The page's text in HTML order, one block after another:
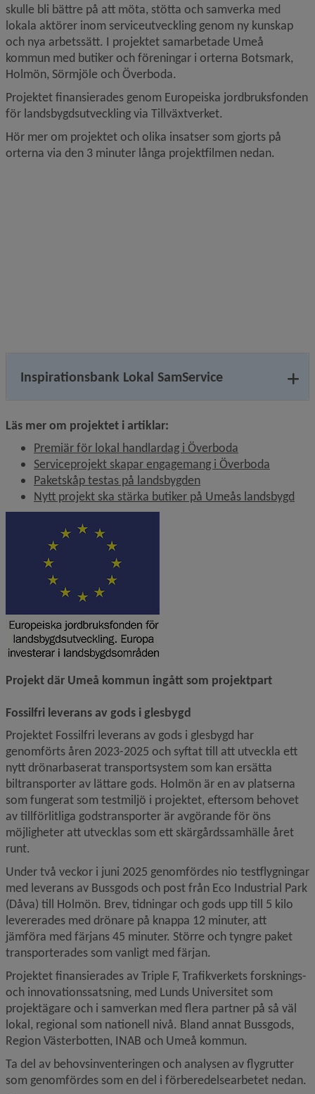
skulle bli bättre på att möta, stötta och samverka med
lokala aktörer inom serviceutveckling genom ny kunskap
och nya arbetssätt. I projektet samarbetade Umeå
kommun med butiker och föreningar i orterna Botsmark,
Holmön, Sörmjöle och Överboda.
Projektet finansierades genom Europeiska jordbruksfonden
för landsbygdsutveckling via Tillväxtverket.
Hör mer om projektet och olika insatser som gjorts på
orterna via den 3 minuter långa projektfilmen nedan.
Inspirationsbank Lokal SamService
Läs mer om projektet i artiklar:
Premiär för lokal handlardag i Överboda
Serviceprojekt skapar engagemang i Överboda
Paketskåp testas på landsbygden
Nytt projekt ska stärka butiker på Umeås landsbygd
Projekt där Umeå kommun ingått som projektpart
Fossilfri leverans av gods i glesbygd
Projektet Fossilfri leverans av gods i glesbygd har
genomförts åren 2023-2025 och syftat till att utveckla ett
nytt drönarbaserat transportsystem som kan ersätta
biltransporter av lättare gods. Holmön är en av platserna
som fungerat som testmiljö i projektet, eftersom behovet
av tillförlitliga godstransporter är avgörande för öns
möjligheter att utvecklas som ett skärgårdssamhälle året
runt.
Under två veckor i juni 2025 genomfördes nio testflygningar
med leverans av Bussgods och post från Eco Industrial Park
(Dåva) till Holmön. Brev, tidningar och gods upp till 5 kilo
levererades med drönare på knappa 12 minuter, att
jämföra med färjans 45 minuter. Större och tyngre paket
transporterades som vanligt med färjan.
Projektet finansierades av Triple F, Trafikverkets forsknings-
och innovationssatsning, med Lunds Universitet som
projektägare och i samverkan med flera partner på så väl
lokal, regional som nationell nivå. Bland annat Bussgods,
Region Västerbotten, INAB och Umeå kommun.
Ta del av behovsinventeringen och analysen av flygrutter
som genomfördes som en del i förberedelsearbetet nedan.